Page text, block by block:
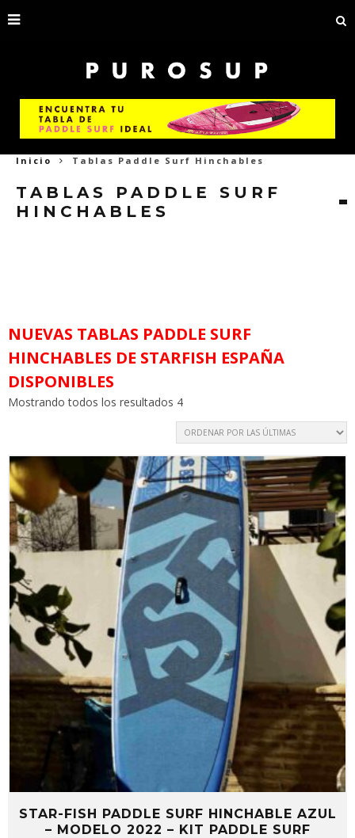
Inicio Tablas Paddle Surf Hinchables
TABLAS PADDLE SURF
HINCHABLES
NUEVAS TABLAS PADDLE SURF
HINCHABLES DE STARFISH ESPAÑA
DISPONIBLES
Mostrando todos los resultados 4
STAR-FISH PADDLE SURF HINCHABLE AZUL
– MODELO 2022 – KIT PADDLE SURF